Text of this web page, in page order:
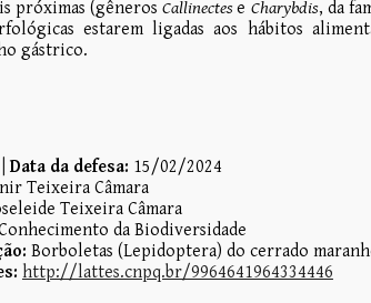
próximas (gênerosCallinectese Charybdis, da
estarem ligadas aos hábitos
gástrico.
Data da defesa: 15/02/2024
Teixeira Câmara
Teixeira Câmara
da Biodiversidade
Borboletas (Lepidoptera) do cerrado
http://lattes.cnpq.br/9964641964334446